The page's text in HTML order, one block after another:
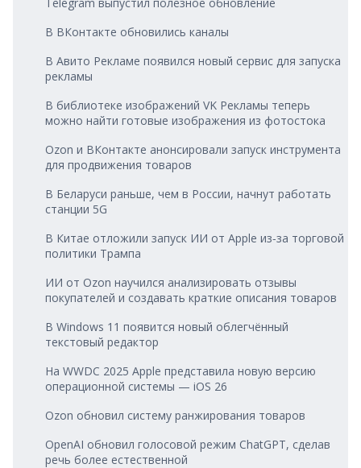
В ВКонтакте обновились каналы
В Авито Рекламе появился новый сервис для запуска
рекламы
В библиотеке изображений VK Рекламы теперь
можно найти готовые изображения из фотостока
Ozon и ВКонтакте анонсировали запуск инструмента
для продвижения товаров
В Беларуси раньше, чем в России, начнут работать
станции 5G
В Китае отложили запуск ИИ от Apple из‑за торговой
политики Трампа
ИИ от Ozon научился анализировать отзывы
покупателей и создавать краткие описания товаров
В Windows 11 появится новый облегчённый
текстовый редактор
На WWDC 2025 Apple представила новую версию
операционной системы — iOS 26
Ozon обновил систему ранжирования товаров
OpenAI обновил голосовой режим ChatGPT, сделав
речь более естественной